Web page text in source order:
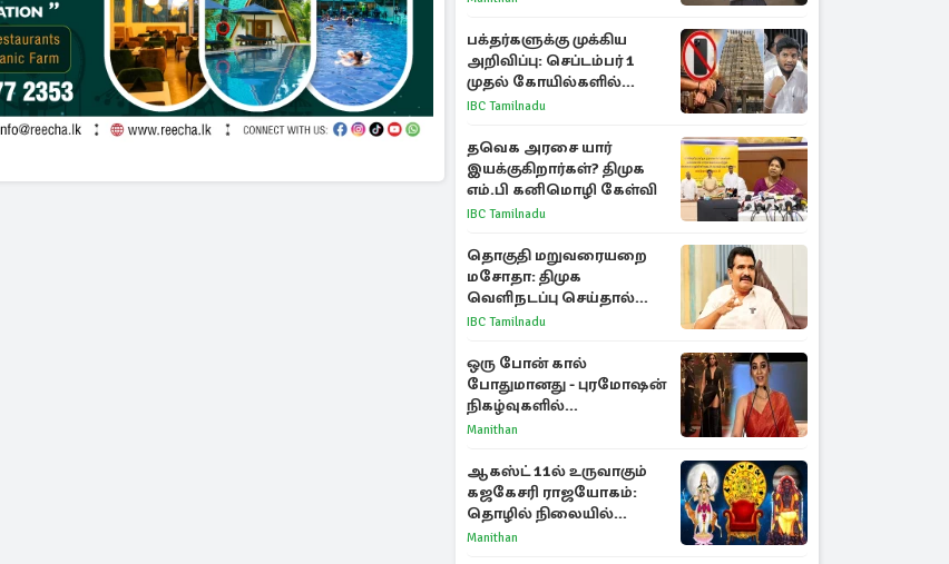
பக்தர்களுக்கு முக்கிய
அறிவிப்பு: செப்டம்பர் 1
முதல் கோயில்களில்
மொபைலுக்கு தடை!
IBC Tamilnadu
தவெக அரசை யார்
இயக்குகிறார்கள்? திமுக
எம்.பி கனிமொழி கேள்வி
IBC Tamilnadu
தொகுதி மறுவரையறை
மசோதா: திமுக
வெளிநடப்பு செய்தால்
ஆதரவாகவே கருதப்படும்
IBC Tamilnadu
ஒரு போன் கால்
போதுமானது - புரமோஷன்
நிகழ்வுகளில்
பங்கேற்காதது குறித்து
Manithan
ஆகஸ்ட் 11ல் உருவாகும்
கஜகேசரி ராஜயோகம்:
தொழில் நிலையில்
அதிர்ஷ்டம் பெறும் 3
Manithan